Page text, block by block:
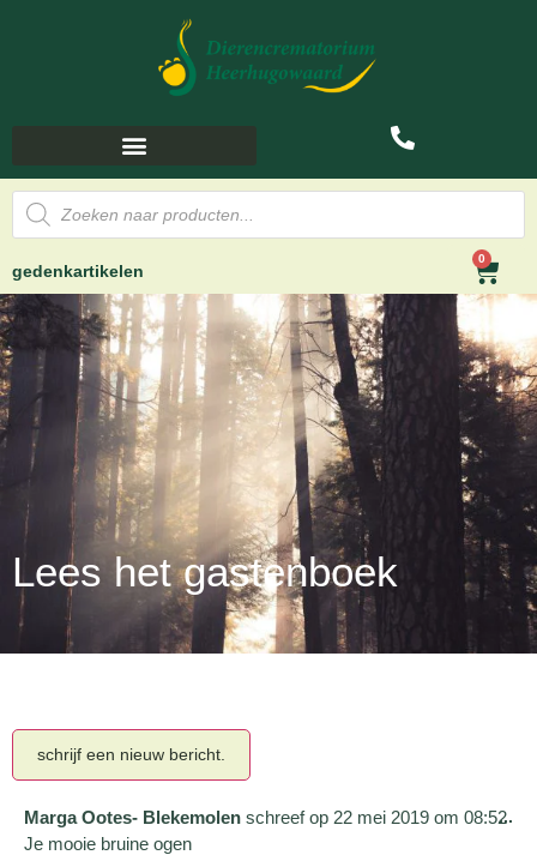
gedenkartikelen
0
Lees het gastenboek
Marga Ootes- Blekemolen schreef op 22 mei 2019 om 08:52
Je mooie bruine ogen
...